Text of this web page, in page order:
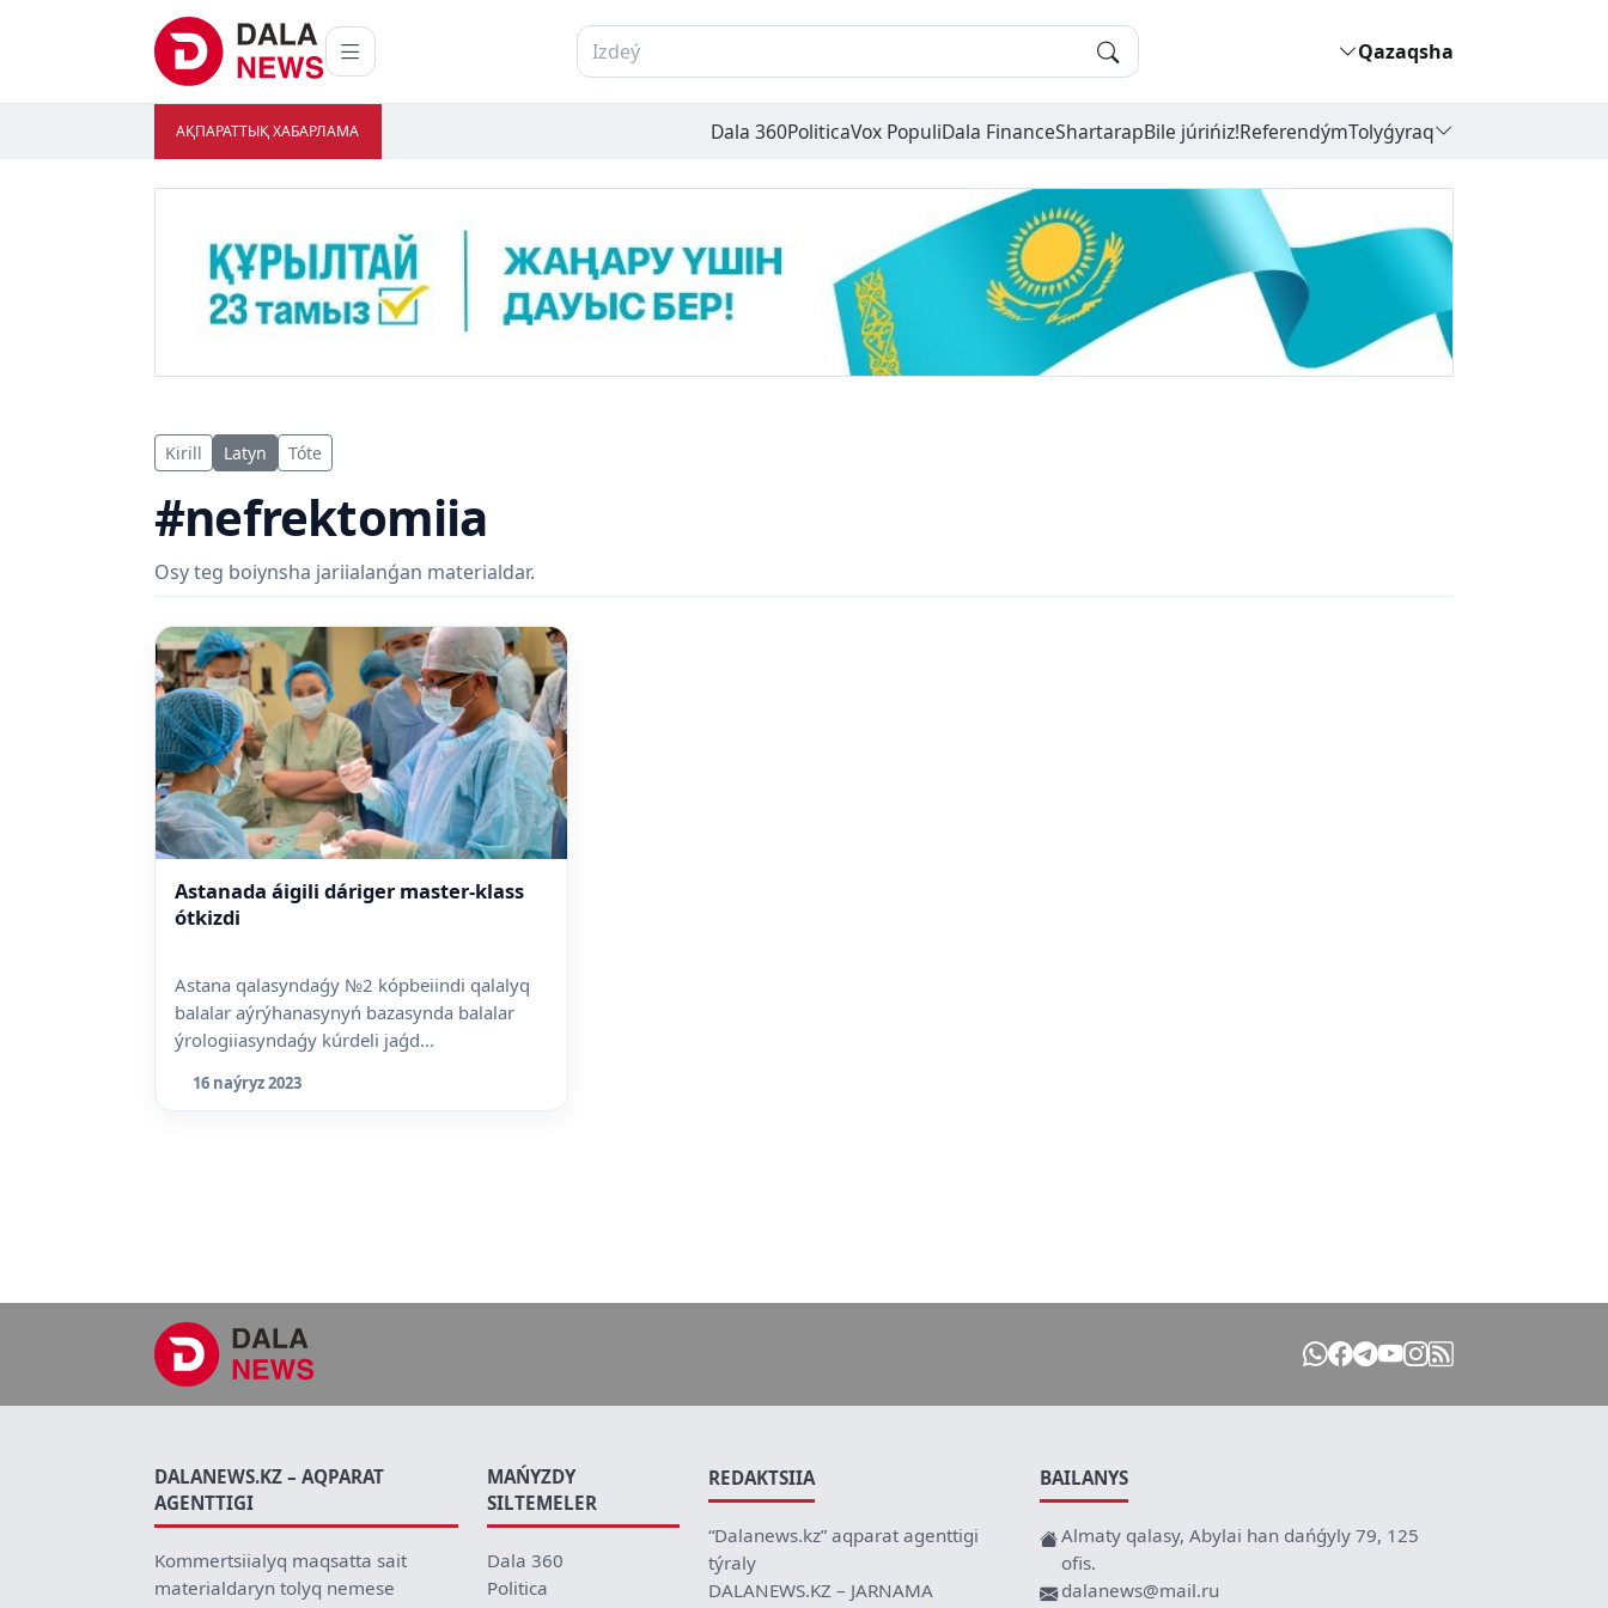
Qazaqsha
АҚПАРАТТЫҚ ХАБАРЛАМА Dala 360PoliticaVox PopuliDala FinanceShartarapBile júrińiz!ReferendýmTolyǵyraq
Kirill Latyn Tóte
#nefrektomiia
Osy teg boiynsha jariialanǵan materialdar.
Astanada áigili dáriger master-klass
ótkizdi
Astana qalasyndaǵy №2 kópbeiindi qalalyq
balalar aýrýhanasynyń bazasynda balalar
ýrologiiasyndaǵy kúrdeli jaǵd...
16 naýryz 2023
DALANEWS.KZ – AQPARAT
AGENTTIGI
Kommertsiialyq maqsatta sait
materialdaryn tolyq nemese
MAŃYZDY
SILTEMELER
Dala 360
Politica
REDAKTSIIA
“Dalanews.kz” aqparat agenttigi
týraly
DALANEWS.KZ – JARNAMA
BAILANYS
Almaty qalasy, Abylai han dańǵyly 79, 125
ofis.
dalanews@mail.ru